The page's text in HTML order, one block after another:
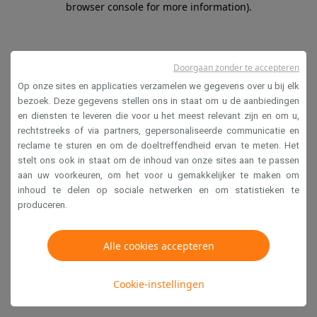
browser console for more information).
Op onze sites en applicaties verzamelen we gegevens over u bij elk
bezoek. Deze gegevens stellen ons in staat om u de aanbiedingen
en diensten te leveren die voor u het meest relevant zijn en om u,
rechtstreeks of via partners, gepersonaliseerde communicatie en
reclame te sturen en om de doeltreffendheid ervan te meten. Het
stelt ons ook in staat om de inhoud van onze sites aan te passen
aan uw voorkeuren, om het voor u gemakkelijker te maken om
inhoud te delen op sociale netwerken en om statistieken te
produceren.
Alle cookies accepteren
Cookie-instellingen
Doorgaan zonder te accepteren